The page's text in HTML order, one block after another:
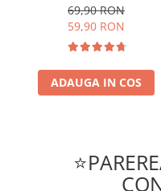
69,90 RON
59,90 RON
ADAUGA IN COS